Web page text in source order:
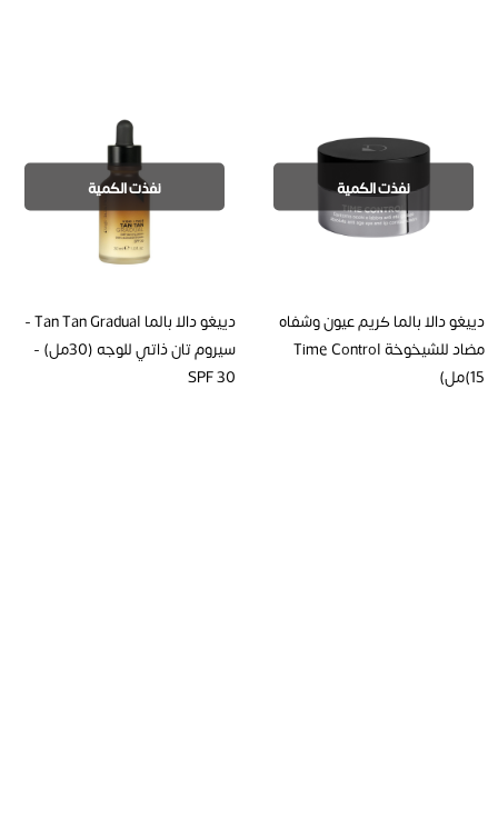
نفذت الكمية
دييغو دالا بالما كريم عيون وشفاه
مضاد للشيخوخة Time Control
(15مل)
نفذت الكمية
دييغو دالا بالما Tan Tan Gradual -
سيروم تان ذاتي للوجه (30مل) -
SPF 30